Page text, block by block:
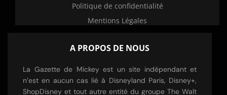
Politique de confidentialité
Mentions Légales
A PROPOS DE NOUS
La Gazette de Mickey est un site indépendant et
n’est en aucun cas lié à Disneyland Paris, Disney+,
ShopDisney et tout autre entité du groupe The Walt